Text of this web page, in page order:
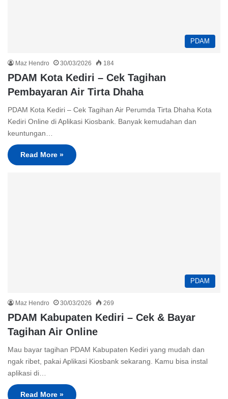
PDAM
Maz Hendro 30/03/2026 184
PDAM Kota Kediri – Cek Tagihan
Pembayaran Air Tirta Dhaha
PDAM Kota Kediri – Cek Tagihan Air Perumda Tirta Dhaha Kota
Kediri Online di Aplikasi Kiosbank. Banyak kemudahan dan
keuntungan…
Read More »
PDAM
Maz Hendro 30/03/2026 269
PDAM Kabupaten Kediri – Cek & Bayar
Tagihan Air Online
Mau bayar tagihan PDAM Kabupaten Kediri yang mudah dan
ngak ribet, pakai Aplikasi Kiosbank sekarang. Kamu bisa instal
aplikasi di…
Read More »